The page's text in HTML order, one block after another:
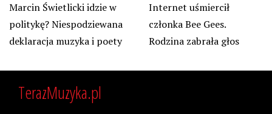
Marcin Świetlicki idzie w
politykę? Niespodziewana
deklaracja muzyka i poety
Internet uśmiercił
członka Bee Gees.
Rodzina zabrała głos
TerazMuzyka.pl